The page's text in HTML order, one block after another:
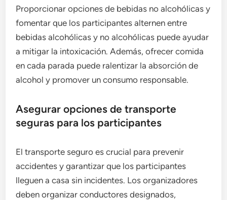
Proporcionar opciones de bebidas no alcohólicas y
fomentar que los participantes alternen entre
bebidas alcohólicas y no alcohólicas puede ayudar
a mitigar la intoxicación. Además, ofrecer comida
en cada parada puede ralentizar la absorción de
alcohol y promover un consumo responsable.
Asegurar opciones de transporte
seguras para los participantes
El transporte seguro es crucial para prevenir
accidentes y garantizar que los participantes
lleguen a casa sin incidentes. Los organizadores
deben organizar conductores designados,